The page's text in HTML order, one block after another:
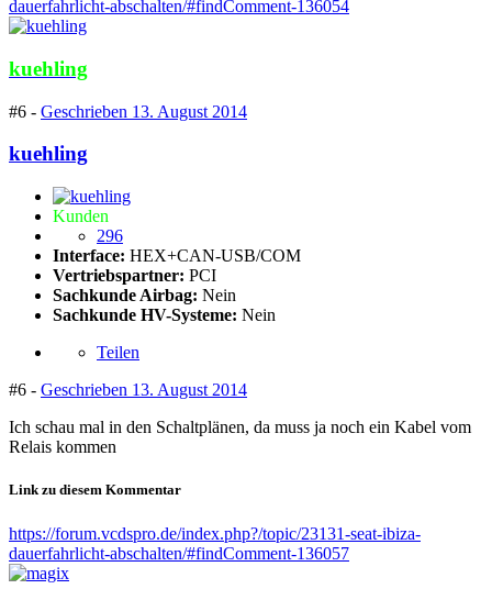
dauerfahrlicht-abschalten/#findComment-136054
kuehling
#6 - Geschrieben 13. August 2014
kuehling
Kunden
296
Interface: HEX+CAN-USB/COM
Vertriebspartner: PCI
Sachkunde Airbag: Nein
Sachkunde HV-Systeme: Nein
Teilen
#6 - Geschrieben 13. August 2014
Ich schau mal in den Schaltplänen, da muss ja noch ein Kabel vom
Relais kommen
Link zu diesem Kommentar
https://forum.vcdspro.de/index.php?/topic/23131-seat-ibiza-
dauerfahrlicht-abschalten/#findComment-136057